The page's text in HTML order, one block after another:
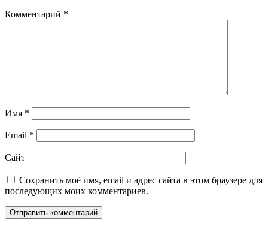
Комментарий *
Имя *
Email *
Сайт
Сохранить моё имя, email и адрес сайта в этом браузере для
последующих моих комментариев.